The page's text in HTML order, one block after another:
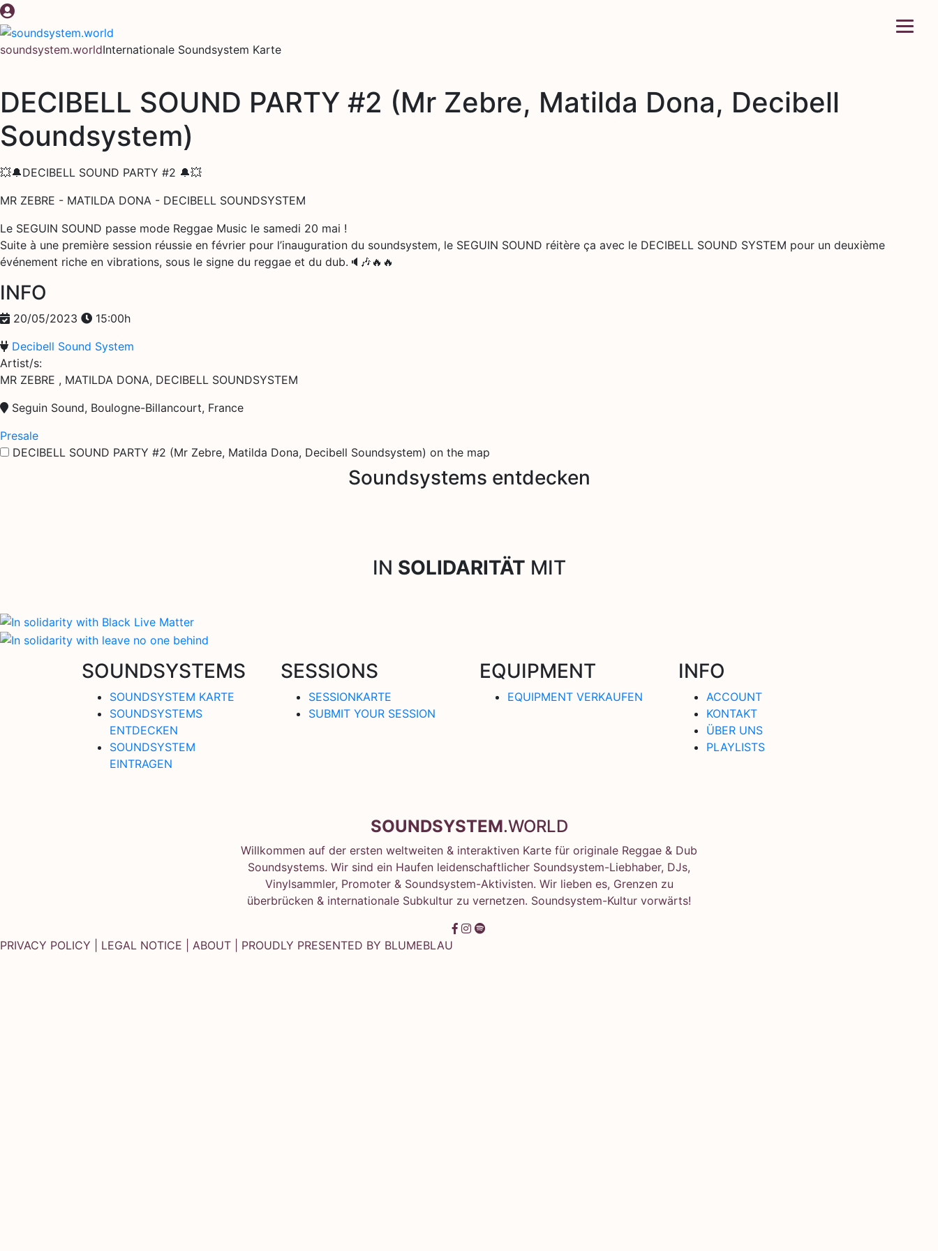
Zum
Inhalt
springen
soundsystem.worldInternationale Soundsystem Karte
DECIBELL SOUND PARTY #2 (Mr Zebre, Matilda Dona, Decibell
Soundsystem)
💥🔔DECIBELL SOUND PARTY #2 🔔💥
MR ZEBRE - MATILDA DONA - DECIBELL SOUNDSYSTEM
Le SEGUIN SOUND passe mode Reggae Music le samedi 20 mai !
Suite à une première session réussie en février pour l’inauguration du soundsystem, le SEGUIN SOUND réitère ça avec le DECIBELL SOUND SYSTEM pour un deuxième
événement riche en vibrations, sous le signe du reggae et du dub.🔈🎶🔥🔥
INFO
20/05/2023
15:00h
Decibell Sound System
Artist/s:
MR ZEBRE , MATILDA DONA, DECIBELL SOUNDSYSTEM
Seguin Sound, Boulogne-Billancourt, France
Presale
DECIBELL SOUND PARTY #2 (Mr Zebre, Matilda Dona, Decibell Soundsystem) on the map
Soundsystems entdecken
IN SOLIDARITÄT MIT
SOUNDSYSTEMS
SOUNDSYSTEM KARTE
SOUNDSYSTEMS
ENTDECKEN
SOUNDSYSTEM
EINTRAGEN
SESSIONS
SESSIONKARTE
SUBMIT YOUR SESSION
EQUIPMENT
EQUIPMENT VERKAUFEN
INFO
ACCOUNT
KONTAKT
ÜBER UNS
PLAYLISTS
SOUNDSYSTEM.WORLD
Willkommen auf der ersten weltweiten & interaktiven Karte für originale Reggae & Dub
Soundsystems. Wir sind ein Haufen leidenschaftlicher Soundsystem-Liebhaber, DJs,
Vinylsammler, Promoter & Soundsystem-Aktivisten. Wir lieben es, Grenzen zu
überbrücken & internationale Subkultur zu vernetzen. Soundsystem-Kultur vorwärts!
PRIVACY POLICY LEGAL NOTICE ABOUT | PROUDLY PRESENTED BY BLUMEBLAU